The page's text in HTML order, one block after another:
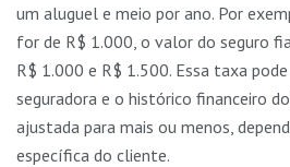
um aluguel e meio por ano. Por
for de R$ 1.000, o valor do seguro
R$ 1.000 e R$ 1.500. Essa taxa
seguradora e o histórico financeiro
ajustada para mais ou menos,
específica do cliente.